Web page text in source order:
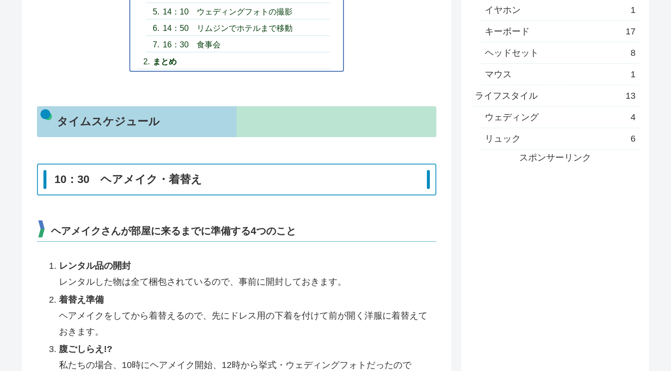
14：10 ウェディングフォトの撮影
14：50 リムジンでホテルまで移動
16：30 食事会
まとめ
タイムスケジュール
10：30 ヘアメイク・着替え
ヘアメイクさんが部屋に来るまでに準備する4つのこと
レンタル品の開封
レンタルした物は全て梱包されているので、事前に開封しておきます。
着替え準備
ヘアメイクをしてから着替えるので、先にドレス用の下着を付けて前が開く洋服に着替えて
おきます。
腹ごしらえ!?
私たちの場合、10時にヘアメイク開始、12時から挙式・ウェディングフォトだったので
イヤホン 1
キーボード 17
ヘッドセット 8
マウス 1
ライフスタイル 13
ウェディング 4
リュック
6
スポンサーリンク